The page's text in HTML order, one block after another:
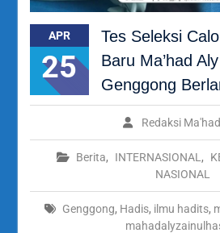
APR
25
Tes Seleksi
Baru Ma’had
Genggong
Redaksi
Berita, INTERNASIONAL ,
NASIONAL
Genggong, Hadis, ilmu hadits,